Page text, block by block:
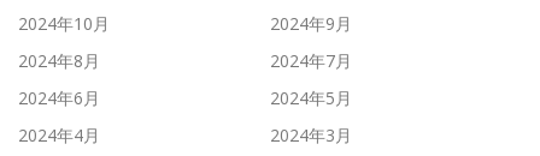
2024年10月
2024年9月
2024年8月
2024年7月
2024年6月
2024年5月
2024年4月
2024年3月